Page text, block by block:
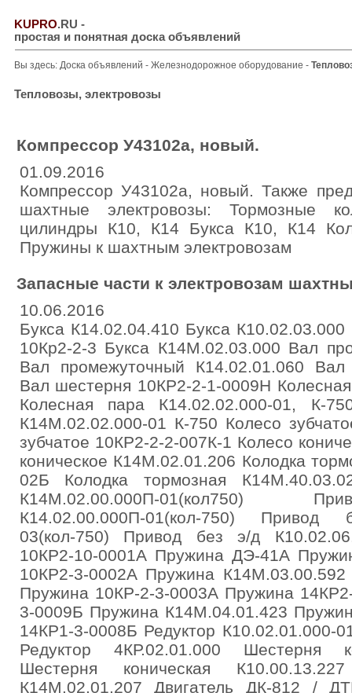
KUPRO.RU -
простая и понятная доска объявлений
Вы здесь: Доска объявлений - Железнодорожное оборудование -
Тепловозы, электровозы
Компрессор У43102а, новый.
01.09.2016
Компрессор У43102а, новый. Также
шахтные электровозы: Тормозные
цилиндры К10, К14 Букса К10, К14
Пружины к шахтным электровозам
Запасные части к электровозам
10.06.2016
Букса К14.02.04.410 Букса
10Кр2-2-3 Букса К14М.02.03.000 Вал
Вал промежуточный К14.02.01.060
Вал шестерня 10КР2-2-1-0009Н
Колесная пара К14.02.02.000-01, К-
К14М.02.02.000-01 К-750 Колесо
зубчатое 10КР2-2-2-007К-1 Колесо
коническое К14М.02.01.206 Колодка
02Б Колодка тормозная
К14М.02.00.000П-
К14.02.00.000П-01(кол-750)
03(кол-750) Привод без э/д
10КР2-10-0001А Пружина ДЭ-41А
10КР2-3-0002А Пружина
Пружина 10КР-2-3-0003А Пружина
3-0009Б Пружина К14М.04.01.423
14КР1-3-0008Б Редуктор К10.02.01.000-
Редуктор 4КР.02.01.000 Шестерня
Шестерня коническая
К14М.02.01.207 Двигатель ДК-812 /